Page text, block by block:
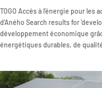
TOGO Accès à l’énergie pour
d’Aného Search results for
développement économique
énergétiques durables, de